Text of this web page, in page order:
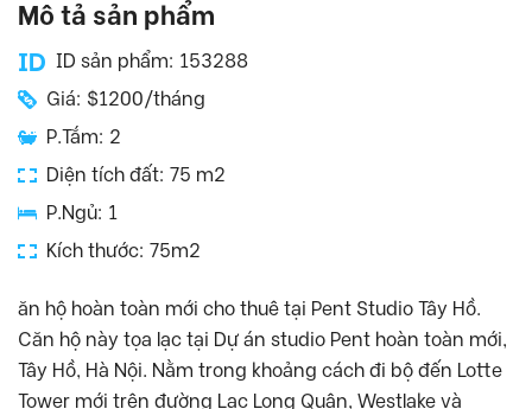
Mô tả sản phẩm
ID sản phẩm: 153288
Giá: $1200/tháng
P.Tắm: 2
Diện tích đất: 75 m2
P.Ngủ: 1
Kích thước: 75m2
ăn hộ hoàn toàn mới cho thuê tại Pent Studio Tây Hồ.
Căn hộ này tọa lạc tại Dự án studio Pent hoàn toàn mới,
Tây Hồ, Hà Nội. Nằm trong khoảng cách đi bộ đến Lotte
Tower mới trên đường Lạc Long Quân, Westlake và